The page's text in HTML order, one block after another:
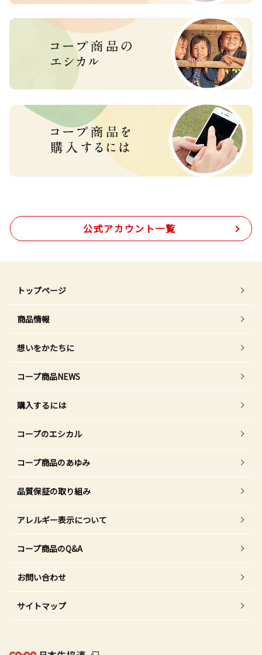
公式アカウント一覧
トップページ
商品情報
想いをかたちに
コープ商品NEWS
購入するには
コープのエシカル
コープ商品のあゆみ
品質保証の取り組み
アレルギー表示について
コープ商品のQ&A
お問い合わせ
サイトマップ